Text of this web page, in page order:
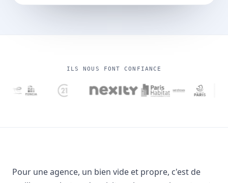
ILS NOUS FONT CONFIANCE
Pour une agence, un bien vide et propre, c'est de